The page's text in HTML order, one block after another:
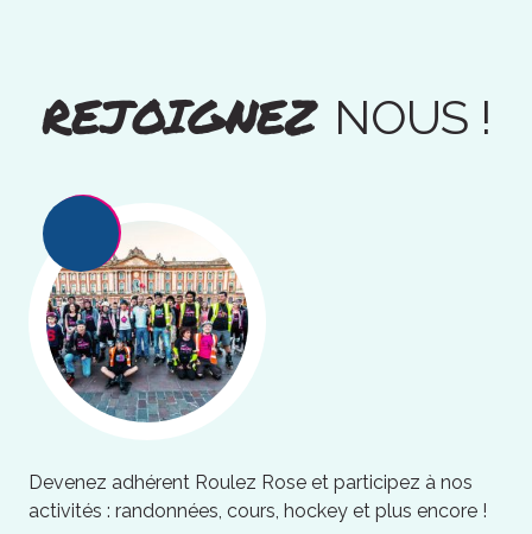
REJOIGNEZ NOUS !
Devenez adhérent Roulez Rose et participez à nos
activités : randonnées, cours, hockey et plus encore !